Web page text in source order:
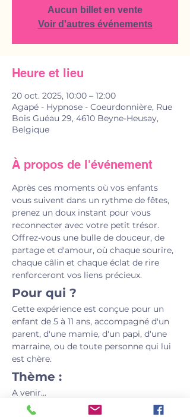
Aucun billet en vente
Voir d'autres événements
Heure et lieu
20 oct. 2025, 10:00 – 12:00
Agapé - Hypnose - Coeurdonnière, Rue
Bois Guéau 29, 4610 Beyne-Heusay,
Belgique
À propos de l'événement
Après ces moments où vos enfants
vous suivent dans un rythme de fêtes,
prenez un doux instant pour vous
reconnecter avec votre petit trésor.
Offrez-vous une bulle de douceur, de
partage et d'amour, où chaque sourire,
chaque câlin et chaque éclat de rire
renforceront vos liens précieux.
Pour qui ?
Cette expérience est conçue pour un
enfant de 5 à 11 ans, accompagné d'un
parent, d'une mamie, d'un papi, d'une
marraine, ou de toute personne qui lui
est chère.
Thème :
A venir...
Prix :